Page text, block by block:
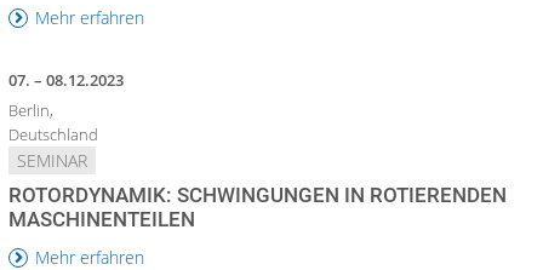
Mehr erfahren
07. – 08.12.2023
Berlin,
Deutschland
SEMINAR
ROTORDYNAMIK: SCHWINGUNGEN IN ROTIERENDEN
MASCHINENTEILEN
Mehr erfahren